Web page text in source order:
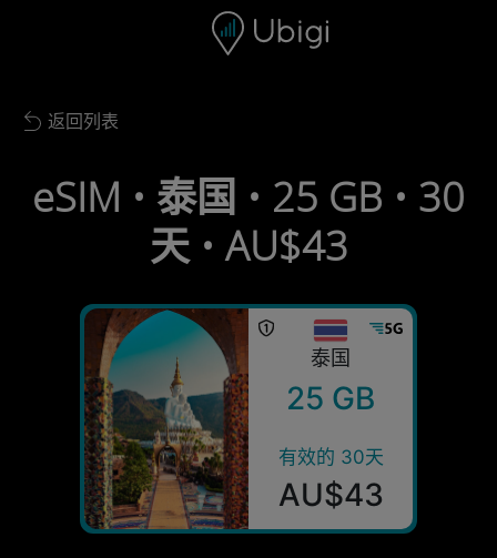
Back to list
返回列表
eSIM • 泰国 • 25 GB • 30
天 • AU$43
泰国
25 GB
有效的 30天
AU$43